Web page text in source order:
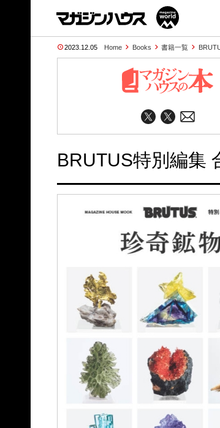
2023.12.05 Home Books 書籍一覧
BRUTUS特別編集